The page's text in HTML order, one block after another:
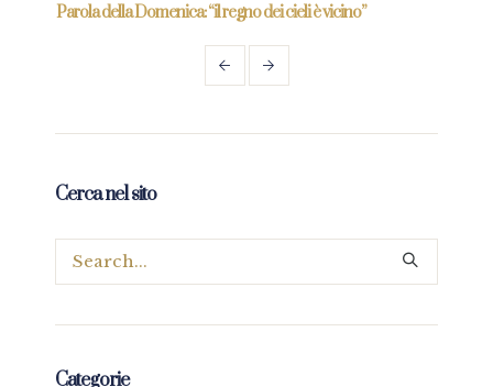
Parola della Domenica: “il regno dei cieli è vicino”
Cerca nel sito
Categorie